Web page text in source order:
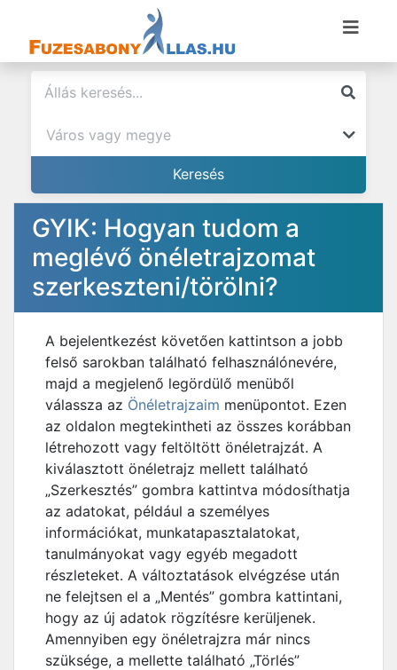
GYIK: Hogyan tudom a
meglévő önéletrajzomat
szerkeszteni/törölni?
A bejelentkezést követően kattintson a jobb
felső sarokban található felhasználónevére,
majd a megjelenő legördülő menüből
válassza az Önéletrajzaim menüpontot. Ezen
az oldalon megtekintheti az összes korábban
létrehozott vagy feltöltött önéletrajzát. A
kiválasztott önéletrajz mellett található
„Szerkesztés” gombra kattintva módosíthatja
az adatokat, például a személyes
információkat, munkatapasztalatokat,
tanulmányokat vagy egyéb megadott
részleteket. A változtatások elvégzése után
ne felejtsen el a „Mentés” gombra kattintani,
hogy az új adatok rögzítésre kerüljenek.
Amennyiben egy önéletrajzra már nincs
szüksége, a mellette található „Törlés”